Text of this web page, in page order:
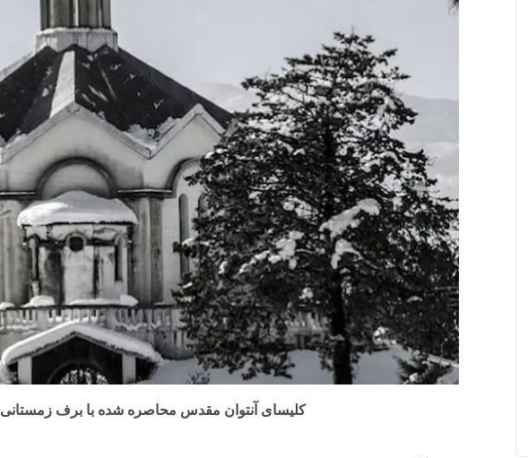
کلیسای آنتوان مقدس محاصره شده با برف زمستانی